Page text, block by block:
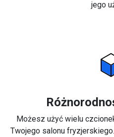
jego
Możesz użyć wielu
Twojego salonu